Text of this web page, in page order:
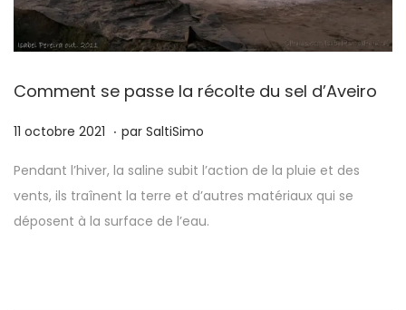
Comment se passe la récolte du sel d’Aveiro
P
b
l
i
11 octobre 2021
m
a
i
. par SaltiSimo
Pendant l’hiver, la saline subit l’action de la pluie et des
vents, ils traînent la terre et d’autres matériaux qui se
déposent à la surface de l’eau.